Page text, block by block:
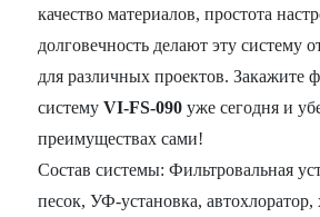
качество материалов, простота
долговечность делают эту систему
для различных проектов. Закажите
системуVI-FS-090 уже сегодня и
преимуществах сами!
Состав системы: Фильтровальная
песок, УФ-установка,